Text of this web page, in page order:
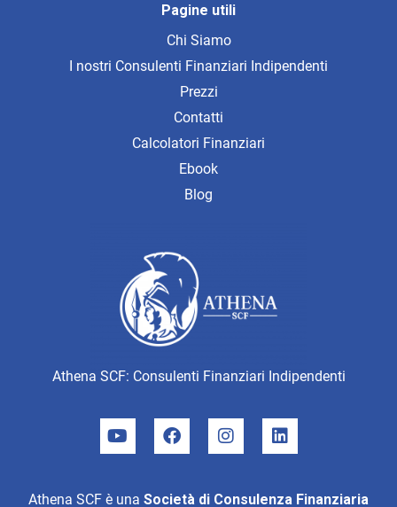
Athena SCF: Consulenti Finanziari Indipendenti
Pagine utili
Chi Siamo
I nostri Consulenti Finanziari Indipendenti
Prezzi
Contatti
Calcolatori Finanziari
Ebook
Blog
Athena SCF è una Società di Consulenza Finanziaria